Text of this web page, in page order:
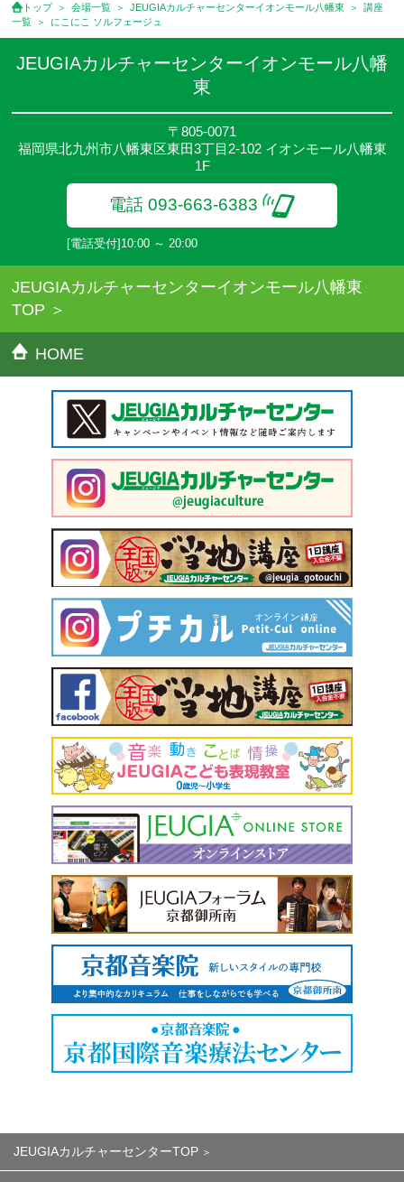
のでご確認ください。
●参加人数が一定に満たない場合、体験や講座開講を中止または延
期することがあります。
●その他、詳しい内容については、ご入会時にご説明をさせていた
トップ 会場一覧 JEUGIAカルチャーセンターイオンモール八幡東
講座
一覧
にこにこ ソルフェージュ
JEUGIAカルチャーセンターイオンモール八幡
東
〒805-0071
福岡県北九州市八幡東区東田3丁目2-102 イオンモール八幡東
1F
電話 093-663-6383
[電話受付]10:00 ～ 20:00
JEUGIAカルチャーセンターイオンモール八幡東
TOP
HOME
JEUGIAカルチャーセンターTOP